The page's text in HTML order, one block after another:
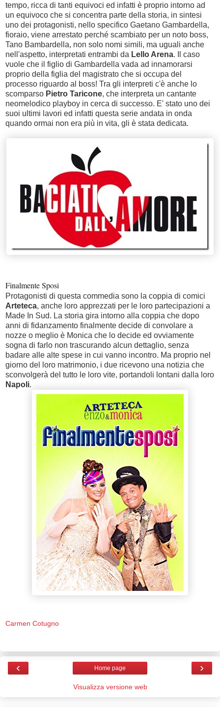
tempo, ricca di tanti equivoci ed infatti è proprio intorno ad
un equivoco che si concentra parte della storia, in sintesi
uno dei protagonisti, nello specifico Gaetano Gambardella,
fioraio, viene arrestato perché scambiato per un noto boss,
Tano Bambardella, non solo nomi simili, ma uguali anche
nell'aspetto, interpretati entrambi da Lello Arena. Il caso
vuole che il figlio di Gambardella vada ad innamorarsi
proprio della figlia del magistrato che si occupa del
processo riguardo al boss! Tra gli interpreti c'è anche lo
scomparso Pietro Taricone, che interpreta un cantante
neomelodico playboy in cerca di successo. E' stato uno dei
suoi ultimi lavori ed infatti questa serie andata in onda
quando ormai non era più in vita, gli è stata dedicata.
Finalmente Sposi
Protagonisti di questa commedia sono la coppia di comici
Arteteca, anche loro apprezzati per le loro partecipazioni a
Made In Sud. La storia gira intorno alla coppia che dopo
anni di fidanzamento finalmente decide di convolare a
nozze o meglio è Monica che lo decide ed ovviamente
sogna di farlo non trascurando alcun dettaglio, senza
badare alle alte spese in cui vanno incontro. Ma proprio nel
giorno del loro matrimonio, i due ricevono una notizia che
sconvolgerà del tutto le loro vite, portandoli lontani dalla loro
Napoli.
Carmen Cotugno
‹ ›
Home page
Visualizza versione web